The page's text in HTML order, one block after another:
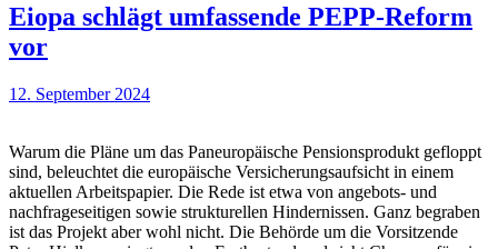
Eiopa schlägt umfassende PEPP-Reform
vor
12. September 2024
Warum die Pläne um das Paneuropäische Pensionsprodukt gefloppt
sind, beleuchtet die europäische Versicherungsaufsicht in einem
aktuellen Arbeitspapier. Die Rede ist etwa von angebots- und
nachfrageseitigen sowie strukturellen Hindernissen. Ganz begraben
ist das Projekt aber wohl nicht. Die Behörde um die Vorsitzende